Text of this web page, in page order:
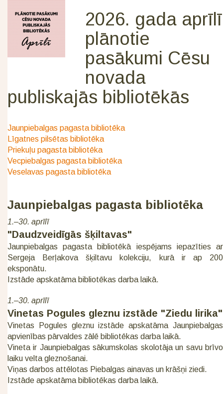
2026. gada aprīlī
plānotie
pasākumi Cēsu
novada
publiskajās bibliotēkās
Jaunpiebalgas pagasta bibliotēka
Līgatnes pilsētas bibliotēka
Priekuļu pagasta bibliotēka
Vecpiebalgas pagasta bibliotēka
Veselavas pagasta bibliotēka
Jaunpiebalgas pagasta bibliotēka
1.–30. aprīlī
"Daudzveidīgās šķiltavas"
Jaunpiebalgas pagasta bibliotēkā iespējams iepazīties ar
Sergeja Berļakova šķiltavu kolekciju, kurā ir ap 200
eksponātu.
Izstāde apskatāma bibliotēkas darba laikā.
1.–30. aprīlī
Vinetas Pogules gleznu izstāde "Ziedu lirika"
Vinetas Pogules gleznu izstāde apskatāma Jaunpiebalgas
apvienības pārvaldes zālē bibliotēkas darba laikā.
Vineta ir Jaunpiebalgas sākumskolas skolotāja un savu brīvo
laiku velta gleznošanai.
Viņas darbos attēlotas Piebalgas ainavas un krāšņi ziedi.
Izstāde apskatāma bibliotēkas darba laikā.